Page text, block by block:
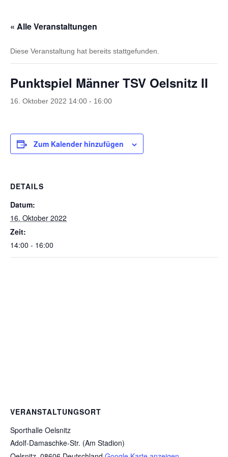
« Alle Veranstaltungen
Diese Veranstaltung hat bereits stattgefunden.
Punktspiel Männer TSV Oelsnitz II
16. Oktober 2022 14:00 - 16:00
Zum Kalender hinzufügen
DETAILS
Datum:
16. Oktober 2022
Zeit:
14:00 - 16:00
VERANSTALTUNGSORT
Sporthalle Oelsnitz
Adolf-Damaschke-Str. (Am Stadion)